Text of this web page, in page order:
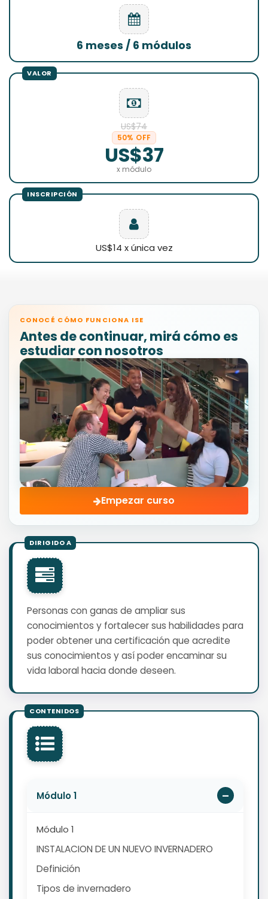
6 meses / 6 módulos
US$74
50% OFF
US$37
x módulo
US$14 x única vez
CONOCÉ CÓMO FUNCIONA ISE
Antes de continuar, mirá cómo es
estudiar con nosotros
Empezar curso
Personas con ganas de ampliar sus
conocimientos y fortalecer sus habilidades para
poder obtener una certificación que acredite
sus conocimientos y así poder encaminar su
vida laboral hacia donde deseen.
Módulo 1
Módulo 1
INSTALACION DE UN NUEVO INVERNADERO
Definición
Tipos de invernadero